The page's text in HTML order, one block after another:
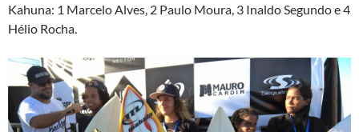
Kahuna: 1 Marcelo Alves, 2 Paulo Moura, 3 Inaldo Segundo e 4
Hélio Rocha.